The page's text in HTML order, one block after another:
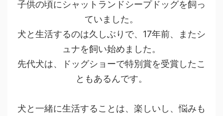
子供の頃にシャットランドシープドッグを飼っ
ていました。
犬と生活するのは久しぶりで、17年前、またシ
ュナを飼い始めました。
先代犬は、ドッグショーで特別賞を受賞したこ
ともあるんです。
犬と一緒に生活することは、楽しいし、悩みも